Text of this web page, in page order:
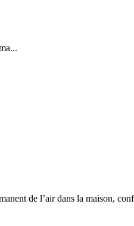
de l’air dans la maison,